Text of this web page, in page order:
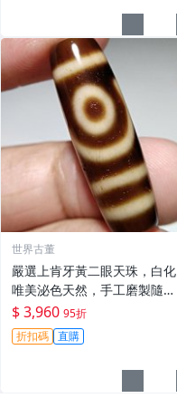
世界古董
嚴選上肯牙黃二眼天珠，白化
唯美泌色天然，手工磨製隨形
美石，風化包漂飽滿古雅，尺
寸mm適合收藏 天珠 至純 白
化
$ 3,960 95折
折扣碼 直購